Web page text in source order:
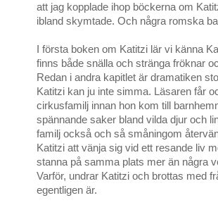
att jag kopplade ihop böckerna om
ibland skymtade. Och några romska
I första boken om Katitzi lär vi känna
finns både snälla och stränga fröknar
Redan i andra kapitlet är dramatiken
Katitzi kan ju inte simma. Läsaren får
cirkusfamilj innan hon kom till
spännande saker bland vilda djur och
familj också och så småningom
Katitzi att vänja sig vid ett resande liv
stanna på samma plats mer än några
Varför, undrar Katitzi och brottas med
egentligen är.